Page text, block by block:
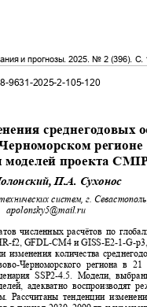
и прогнозы. 2025. № 2 (396). С.
9631-2025-2-105-120
среднегодовых
проекта
П.А. Сухонос
систем, г.
apolonsky5@mail.ru
численных расчётов по
f2, GFDL-CM4 иGISS-E2-1-G-p
изменения количества
-Черноморского региона в
SSP2-4.5. Модели,
,адекватно воспроизводят
Рассчитаны тенденции